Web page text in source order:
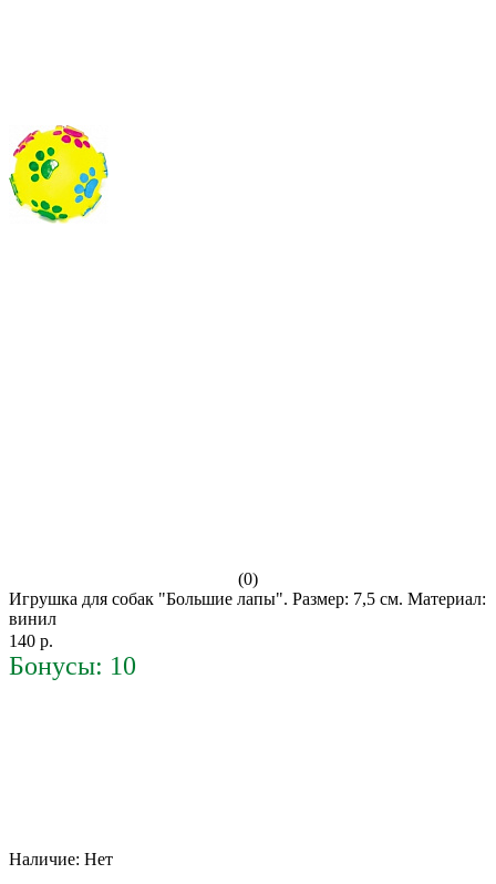
(0)
Игрушка для собак "Большие лапы". Размер: 7,5 см. Материал:
винил
140 р.
Бонусы: 10
Наличие: Нет